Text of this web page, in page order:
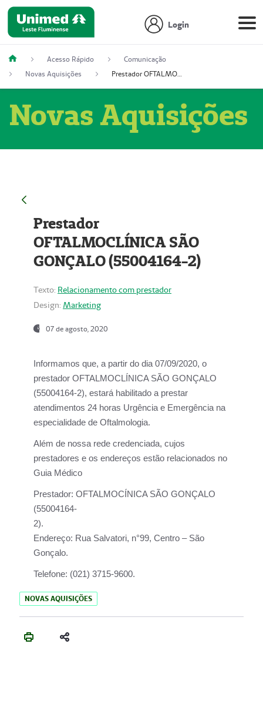
Login
Acesso Rápido
Comunicação
Novas Aquisições
Prestador OFTALMOCLÍNICA SÃO GONÇALO (55004164-2)
Novas Aquisições
Prestador
OFTALMOCLÍNICA SÃO
GONÇALO (55004164-2)
Texto: Relacionamento com prestador
Design: Marketing
07 de agosto, 2020
Informamos que, a partir do dia07/09/2020, o
prestador OFTALMOCLÍNICA SÃO GONÇALO
(55004164-2), estará habilitado a prestar
atendimentos 24 horas Urgência e Emergência na
especialidade de Oftalmologia.
Além de nossa rede credenciada, cujos
prestadores e os endereços estão relacionados no
Guia Médico
Prestador: OFTALMOCÍNICA SÃO GONÇALO
(55004164-
2).
Endereço: Rua Salvatori, n°99, Centro – São
Gonçalo.
Telefone: (021) 3715-9600.
NOVAS AQUISIÇÕES